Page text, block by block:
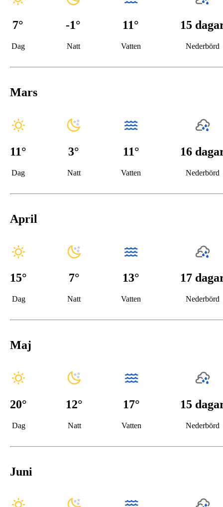
7°
Dag
-1°
Natt
11°
Vatten
15
Nederbörd
Mars
11°
Dag
3°
Natt
11°
Vatten
16
Nederbörd
April
15°
Dag
7°
Natt
13°
Vatten
17
Nederbörd
Maj
20°
Dag
12°
Natt
17°
Vatten
15
Nederbörd
Juni